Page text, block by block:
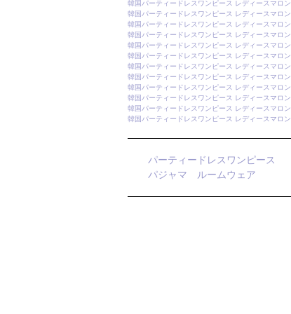
韓国パーティードレスワンピース レディースマロン
韓国パーティードレスワンピース レディースマロン
韓国パーティードレスワンピース レディースマロン
韓国パーティードレスワンピース レディースマロン
韓国パーティードレスワンピース レディースマロン
韓国パーティードレスワンピース レディースマロン
韓国パーティードレスワンピース レディースマロン
韓国パーティードレスワンピース レディースマロン
韓国パーティードレスワンピース レディースマロン
韓国パーティードレスワンピース レディースマロン
韓国パーティードレスワンピース レディースマロン
韓国パーティードレスワンピース レディースマロン
パーティードレスワンピース
パジャマ ルームウェア